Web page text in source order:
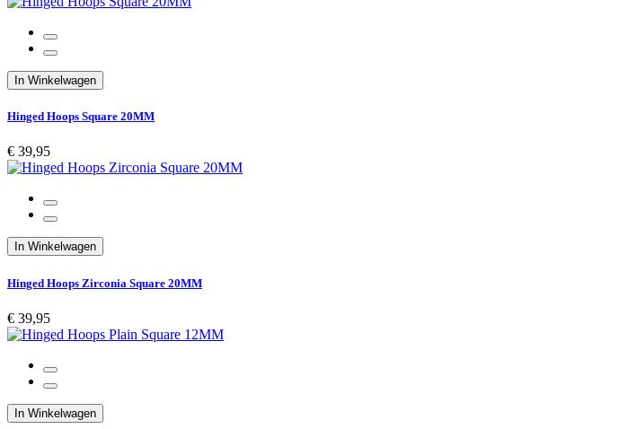
In Winkelwagen
Hinged Hoops Square 20MM
€ 39,95
In Winkelwagen
Hinged Hoops Zirconia Square 20MM
€ 39,95
In Winkelwagen